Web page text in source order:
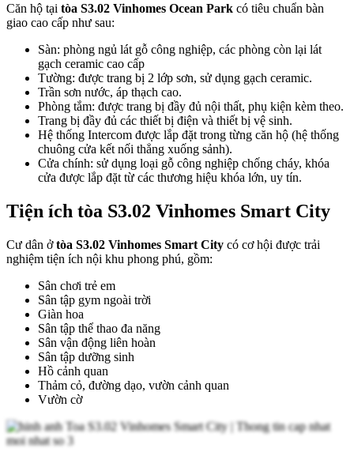
Căn hộ tại tòa S3.02 Vinhomes Ocean Park có tiêu chuẩn bàn
giao cao cấp như sau:
Sàn: phòng ngủ lát gỗ công nghiệp, các phòng còn lại lát
gạch ceramic cao cấp
Tường: được trang bị 2 lớp sơn, sử dụng gạch ceramic.
Trần sơn nước, áp thạch cao.
Phòng tắm: được trang bị đầy đủ nội thất, phụ kiện kèm theo.
Trang bị đầy đủ các thiết bị điện và thiết bị vệ sinh.
Hệ thống Intercom được lắp đặt trong từng căn hộ (hệ thống
chuông cửa kết nối thẳng xuống sảnh).
Cửa chính: sử dụng loại gỗ công nghiệp chống cháy, khóa
cửa được lắp đặt từ các thương hiệu khóa lớn, uy tín.
Tiện ích tòa S3.02 Vinhomes Smart City
Cư dân ởtòa S3.02 Vinhomes Smart City có cơ hội được trải
nghiệm tiện ích nội khu phong phú, gồm:
Sân chơi trẻ em
Sân tập gym ngoài trời
Giàn hoa
Sân tập thể thao đa năng
Sân vận động liên hoàn
Sân tập dưỡng sinh
Hồ cảnh quan
Thảm cỏ, đường dạo, vườn cảnh quan
Vườn cờ